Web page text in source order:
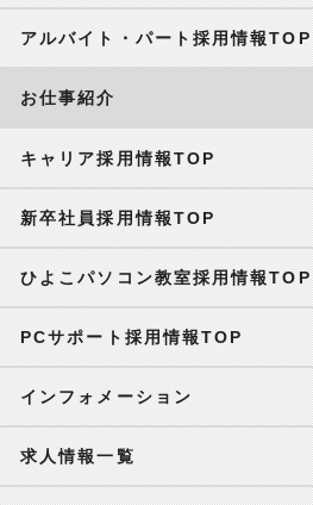
アルバイト・パート採用情報TOP
お仕事紹介
キャリア採用情報TOP
新卒社員採用情報TOP
ひよこパソコン教室採用情報TOP
PCサポート採用情報TOP
インフォメーション
求人情報一覧